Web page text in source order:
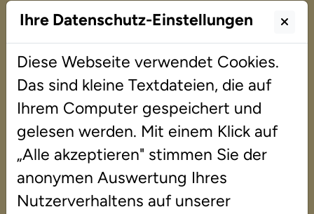
Rechenschwäche
Ihre Datenschutz-Einstellungen
Diese Webseite verwendet Cookies.
Das sind kleine Textdateien, die auf
Ihrem Computer gespeichert und
gelesen werden. Mit einem Klick auf
„Alle akzeptieren" stimmen Sie der
anonymen Auswertung Ihres
Nutzerverhaltens auf unserer